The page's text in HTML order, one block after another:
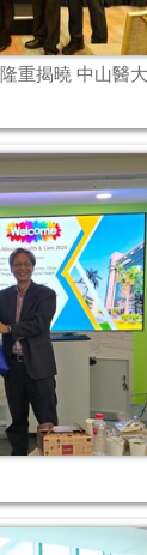
重揭曉 中山醫